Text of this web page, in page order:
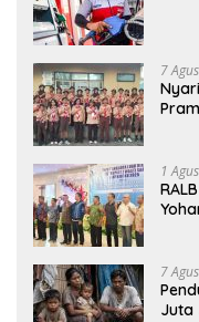
7
1
7
Juta